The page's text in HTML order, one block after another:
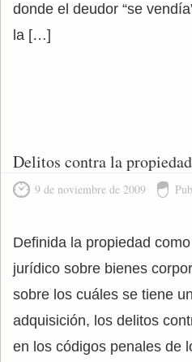
donde el deudor “se
la […]
Delitos contra la propiedad
9 de noviembre de 2009
Definida la propiedad
jurídico sobre bienes
sobre los cuáles se tiene
adquisición, los delitos
en los códigos penales de